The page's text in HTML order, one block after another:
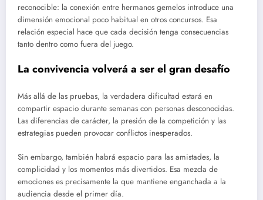
reconocible: la conexión entre hermanos gemelos introduce una
dimensión emocional poco habitual en otros concursos. Esa
relación especial hace que cada decisión tenga consecuencias
tanto dentro como fuera del juego.
La convivencia volverá a ser el gran desafío
Más allá de las pruebas, la verdadera dificultad estará en
compartir espacio durante semanas con personas desconocidas.
Las diferencias de carácter, la presión de la competición y las
estrategias pueden provocar conflictos inesperados.
Sin embargo, también habrá espacio para las amistades, la
complicidad y los momentos más divertidos. Esa mezcla de
emociones es precisamente la que mantiene enganchada a la
audiencia desde el primer día.